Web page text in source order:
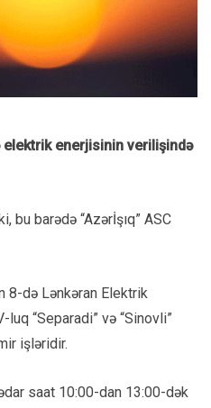
elektrik enerjisinin verilişində
bu barədə “Azərİşıq” ASC
8-də Lənkəran Elektrik
“Separadi” və “Sinovli”
işləridir.
saat 10:00-dan 13:00-dək